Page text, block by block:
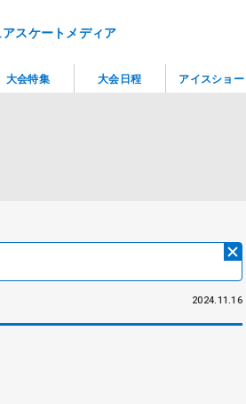
スケートメディア
2024.11.16
大会特集 大会日程 アイスショー